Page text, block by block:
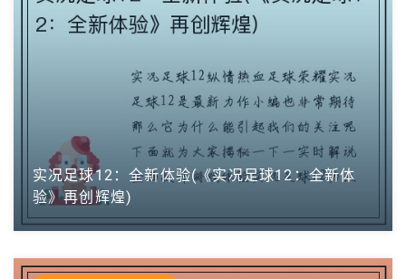
实况足球12：全新体验(《实况足球12：全新体
验》再创辉煌)